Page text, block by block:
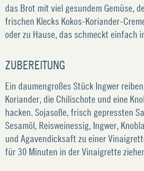
das Brot mit viel gesundem Gemüse,
frischen Klecks Kokos-Koriander-
oder zu Hause, das schmeckt einfach
ZUBEREITUNG
Ein daumengroßes Stück Ingwer
Koriander, die Chilischote und eine
hacken. Sojasoße, frisch gepressten
Sesamöl, Reisweinessig, Ingwer,
und Agavendicksaft zu einer
für 30 Minuten in der Vinaigrette